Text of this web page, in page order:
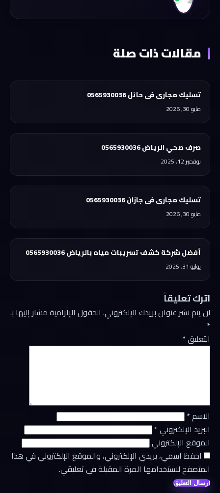
مقالات ذات صلة
تسليك مجاري في حائل 0565930036
مايو 30, 2026
صرف صحي الرياض 0565930036
نوفمبر 12, 2025
تسليك مجاري في جازان 0565930036
مايو 30, 2026
أفضل شركة كشف تسريبات مياه بالرياض 0565930036
يوليو 31, 2025
اترك تعليقاً
لن يتم نشر عنوان بريدك الإلكتروني. الحقول الإلزامية مشار إليها بـ
*
التعليق*
الاسم*
البريد الإلكتروني*
الموقع الإلكتروني
احفظ اسمي، بريدي الإلكتروني، والموقع الإلكتروني في هذا
المتصفح لاستخدامها المرة المقبلة في تعليقي.